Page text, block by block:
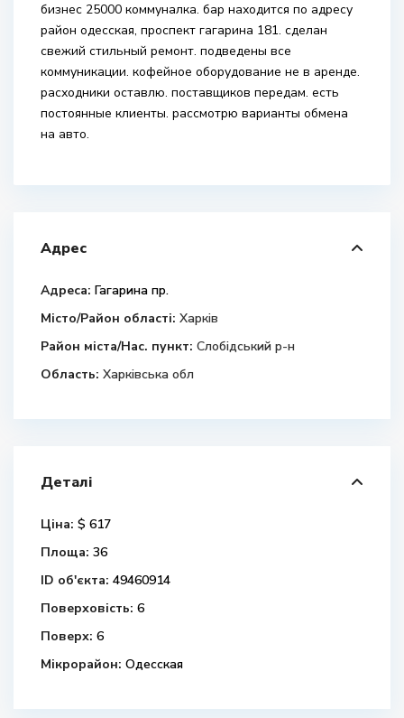
бизнес 25000 коммуналка. бар находится по адресу
район одесская, проспект гагарина 181. сделан
свежий стильный ремонт. подведены все
коммуникации. кофейное оборудование не в аренде.
расходники оставлю. поставщиков передам. есть
постоянные клиенты. рассмотрю варианты обмена
на авто.
Адрес
Адреса: Гагарина пр.
Місто/Район області: Харків
Район міста/Нас. пункт: Слобідський р-н
Область: Харківська обл
Деталі
Ціна: $ 617
Площа: 36
ID об'єкта: 49460914
Поверховість: 6
Поверх: 6
Мікрорайон: Одесская